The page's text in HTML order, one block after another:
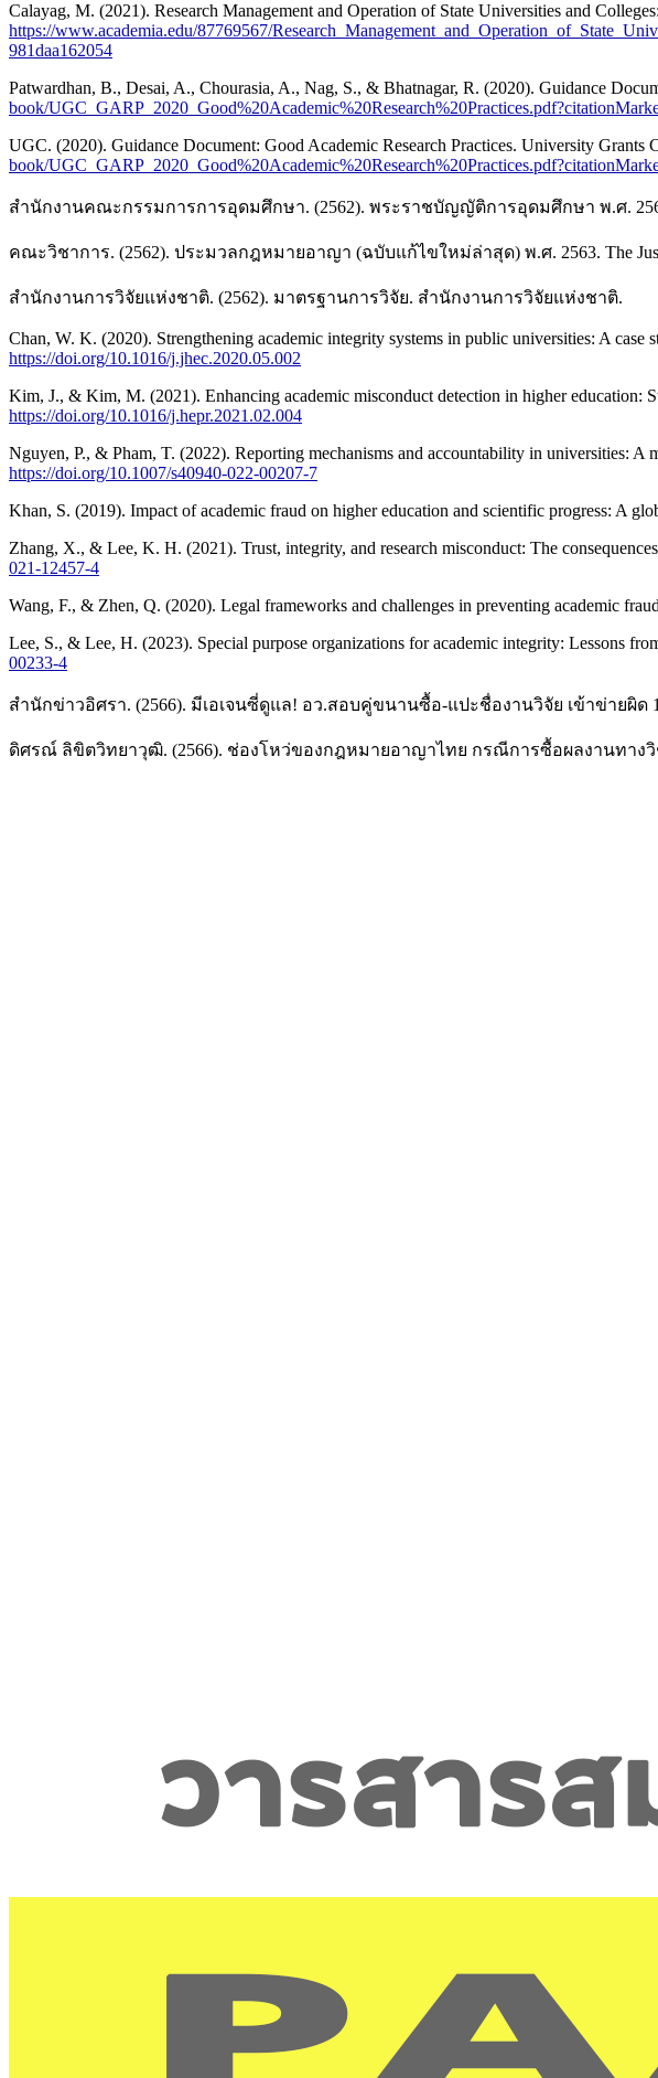
Calayag, M. (2021). Research Management and Operation of State Universities and
https://www.academia.edu/87769567/
981daa162054
Patwardhan, B., Desai, A., Chourasia, A., Nag, S., & Bhatnagar, R. (2020). Guidance
book/
UGC. (2020). Guidance Document: Good Academic Research Practices. University Grants
book/
สำนักงานคณะกรรมการการอุดมศึกษา. (2562). พระราชบัญญัติการอุดมศึกษา พ.ศ.
คณะวิชาการ. (2562). ประมวลกฎหมายอาญา (ฉบับแก้ไขใหม่ล่าสุด) พ.ศ. 2563. The
สำนักงานการวิจัยแห่งชาติ. (2562). มาตรฐานการวิจัย. สำนักงานการวิจัยแห่งชาติ.
Chan, W. K. (2020). Strengthening academic integrity systems in public universities: A
https://doi.org/10.1016/j.jhec.2020.05.002
Kim, J., & Kim, M. (2021). Enhancing academic misconduct detection in higher education:
https://doi.org/10.1016/j.hepr.2021.02.004
Nguyen, P., & Pham, T. (2022). Reporting mechanisms and accountability in universities:
https://doi.org/10.1007/s40940-022-00207-7
Khan, S. (2019). Impact of academic fraud on higher education and scientific progress: A
Zhang, X., & Lee, K. H. (2021). Trust, integrity, and research misconduct: The
021-12457-4
Wang, F., & Zhen, Q. (2020). Legal frameworks and challenges in preventing academic
Lee, S., & Lee, H. (2023). Special purpose organizations for academic integrity: Lessons
00233-4
สำนักข่าวอิศรา. (2566). มีเอเจนซี่ดูแล! อว.สอบคู่ขนานซื้อ-แปะชื่องานวิจัย เข้าข่ายผิด
ดิศรณ์ ลิขิตวิทยาวุฒิ. (2566). ช่องโหว่ของกฎหมายอาญาไทย กรณีการซื้อผลงานทางวิ